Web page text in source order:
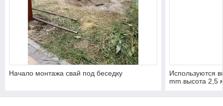
Начало монтажа свай под беседку
Используются
mm.высота 2,5